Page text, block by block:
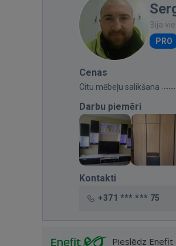
Bija
PRO
Cenas
Citu mēbeļu salikšana
Darbu piemēri
Kontakti
+371 *** *** 75
Pieslēdz Enefit